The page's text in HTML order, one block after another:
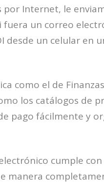
por Internet, le
un correo
desde un celular en
como el de
los catálogos de
pago fácilmente y
cumple
manera